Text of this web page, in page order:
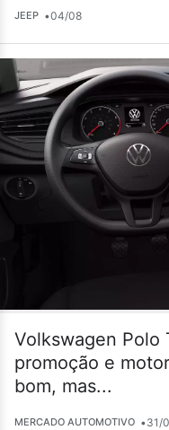
JEEP •04/08
Volkswagen Polo
promoção e
bom, mas...
MERCADO AUTOMOTIVO •31/